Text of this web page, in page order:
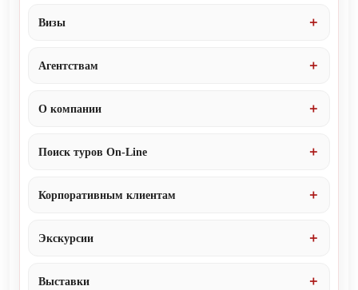
Визы
Агентствам
О компании
Поиск туров On-Line
Корпоративным клиентам
Экскурсии
Выставки